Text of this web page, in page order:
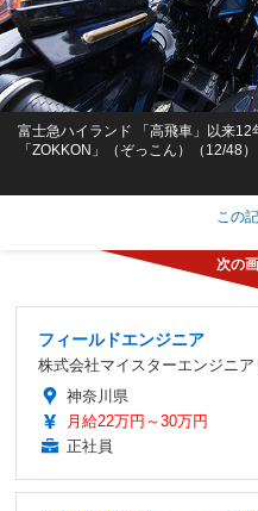
富士急ハイランド 「高飛車」以来
「ZOKKON」（ぞっこん）（12/48）
この
フィールドエンジニア
株式会社マイスターエンジニア
神奈川県
月給22万円～30万円
正社員